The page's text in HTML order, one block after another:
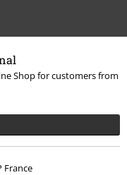
Shop for customers from
France